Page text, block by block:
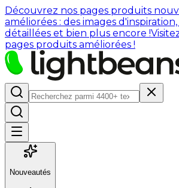
Découvrez nos pages produits
améliorées : des images
détaillées et bien plus encore !
pages produits améliorées !
Nouveautés